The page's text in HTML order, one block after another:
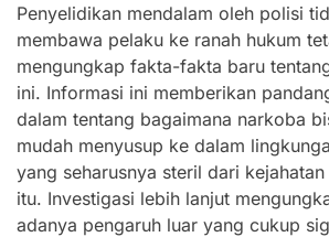
Penyelidikan mendalam oleh polisi
membawa pelaku ke ranah hukum
mengungkap fakta-fakta baru
ini. Informasi ini memberikan
dalam tentang bagaimana narkoba
mudah menyusup ke dalam
yang seharusnya steril dari kejahatan
itu. Investigasi lebih lanjut
adanya pengaruh luar yang cukup